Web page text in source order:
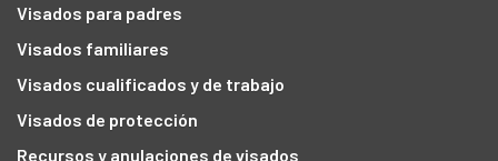
Visados para padres
Visados familiares
Visados cualificados y de trabajo
Visados de protección
Recursos y anulaciones de visados